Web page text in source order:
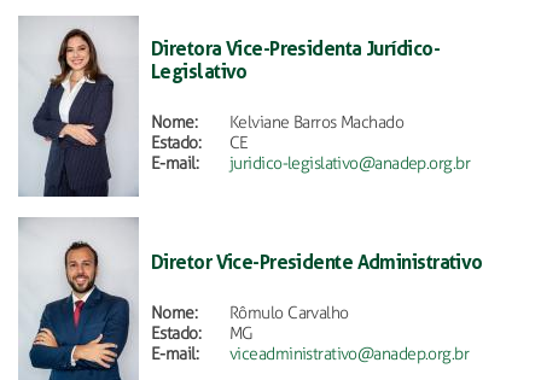
Diretora Vice-Presidenta Jurídico-
Legislativo
Nome:
Kelviane Barros Machado
Estado:
CE
E-mail:
juridico-legislativo@anadep.org.br
Diretor Vice-Presidente Administrativo
Nome:
Rômulo Carvalho
Estado:
MG
E-mail:
viceadministrativo@anadep.org.br